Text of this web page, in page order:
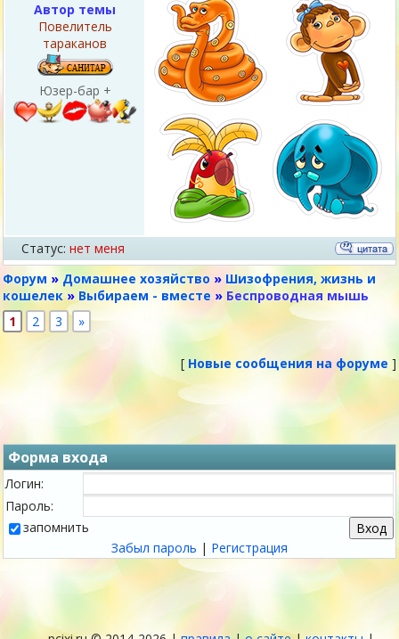
Автор темы
Повелитель
тараканов
Юзер-бар +
Статус: нет меня
Форум » Домашнее хозяйство » Шизофрения, жизнь и
кошелек » Выбираем - вместе » Беспроводная мышь
1
2 3 »
[ Новые сообщения на форуме ]
Форма входа
Логин:
Пароль:
запомнить
Забыл пароль | Регистрация